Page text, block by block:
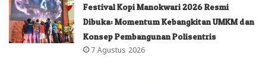
Festival Kopi Manokwari 2026 Resmi
Dibuka: Momentum Kebangkitan UMKM dan
Konsep Pembangunan Polisentris
7 Agustus 2026